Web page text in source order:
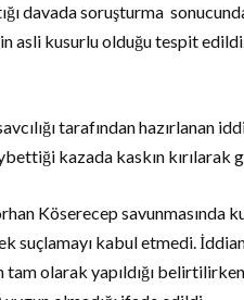
davada soruşturma
asli kusurlu olduğu tespit
tarafından hazırlanan
kazada kaskın
Köserecep savunmasında
suçlamayı kabul etmedi.
olarak yapıldığı